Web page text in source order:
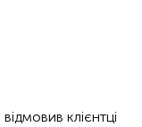
клієнтці